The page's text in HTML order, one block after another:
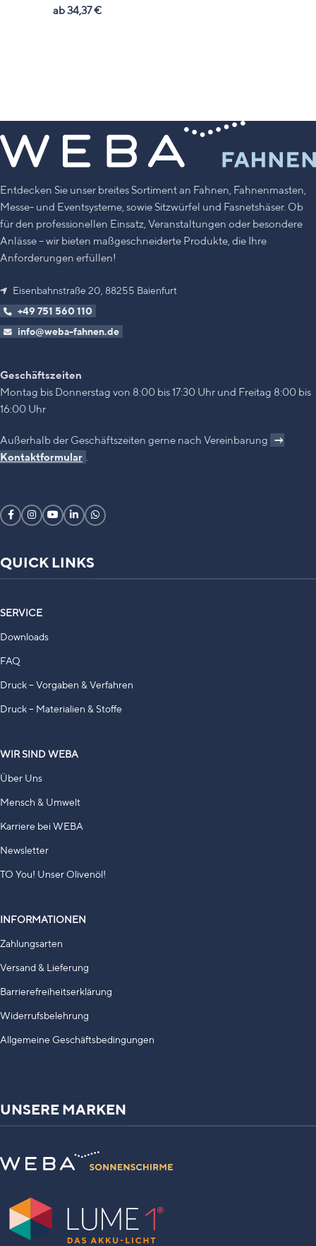
ab34,37€
Entdecken Sie unser breites Sortiment an Fahnen, Fahnenmasten,
Messe- und Eventsysteme, sowie Sitzwürfel und Fasnetshäser. Ob
für den professionellen Einsatz, Veranstaltungen oder besondere
Anlässe – wir bieten maßgeschneiderte Produkte, die Ihre
Anforderungen erfüllen!
Eisenbahnstraße 20, 88255 Baienfurt
+49 751 560 110
info@weba-fahnen.de
Geschäftszeiten
Montag bis Donnerstag von 8:00 bis 17:30 Uhr und Freitag 8:00 bis
16:00 Uhr
Außerhalb der Geschäftszeiten gerne nach Vereinbarung →
Kontaktformular
QUICK LINKS
SERVICE
Downloads
FAQ
Druck – Vorgaben & Verfahren
Druck – Materialien & Stoffe
WIR SIND WEBA
Über Uns
Mensch & Umwelt
Karriere bei WEBA
Newsletter
TO You! Unser Olivenöl!
INFORMATIONEN
Zahlungsarten
Versand & Lieferung
Barrierefreiheitserklärung
Widerrufsbelehrung
Allgemeine Geschäftsbedingungen
UNSERE MARKEN